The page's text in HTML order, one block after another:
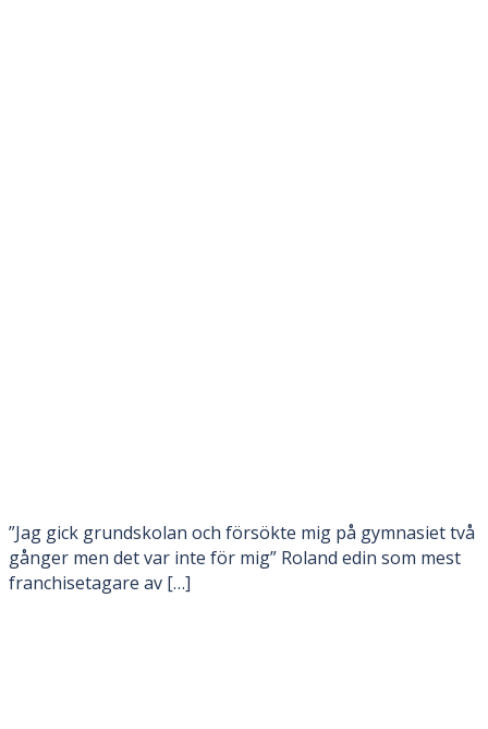
”Jag gick grundskolan och försökte mig på gymnasiet två
gånger men det var inte för mig” Roland edin som mest
franchisetagare av […]